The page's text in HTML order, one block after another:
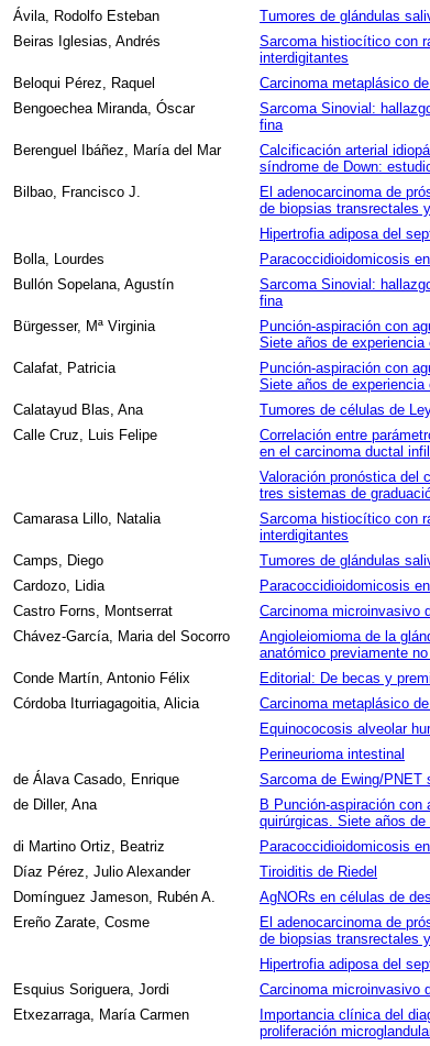
Ávila, Rodolfo Esteban
Tumores de glándulas
Beiras Iglesias, Andrés
Sarcoma histiocítico con
interdigitantes
Beloqui Pérez, Raquel
Carcinoma metaplásico
Bengoechea Miranda, Óscar
Sarcoma Sinovial:
fina
Berenguel Ibáñez, María del Mar
Calcificación arterial
síndrome de Down:
Bilbao, Francisco J.
El adenocarcinoma de
de biopsias transrectales
Hipertrofia adiposa del
Bolla, Lourdes
Paracoccidioidomicosis
Bullón Sopelana, Agustín
Sarcoma Sinovial:
fina
Bürgesser, Mª Virginia
Punción-aspiración con
Siete años de experiencia
Calafat, Patricia
Punción-aspiración con
Siete años de experiencia
Calatayud Blas, Ana
Tumores de células de
Calle Cruz, Luis Felipe
Correlación entre
en el carcinoma ductal
Valoración pronóstica del
tres sistemas de
Camarasa Lillo, Natalia
Sarcoma histiocítico con
interdigitantes
Camps, Diego
Tumores de glándulas
Cardozo, Lidia
Paracoccidioidomicosis
Castro Forns, Montserrat
Carcinoma microinvasivo
Chávez-García, Maria del Socorro
Angioleiomioma de la
anatómico previamente
Conde Martín, Antonio Félix
Editorial: De becas y
Córdoba Iturriagagoitia, Alicia
Carcinoma metaplásico
Equinococosis alveolar
Perineurioma intestinal
de Álava Casado, Enrique
Sarcoma de Ewing/PNET
de Diller, Ana
B Punción-aspiración
quirúrgicas. Siete años
di Martino Ortiz, Beatriz
Paracoccidioidomicosis
Díaz Pérez, Julio Alexander
Tiroiditis de Riedel
Domínguez Jameson, Rubén A.
AgNORs en células de
Ereño Zarate, Cosme
El adenocarcinoma de
de biopsias transrectales
Hipertrofia adiposa del
Esquius Soriguera, Jordi
Carcinoma microinvasivo
Etxezarraga, María Carmen
Importancia clínica del
proliferación